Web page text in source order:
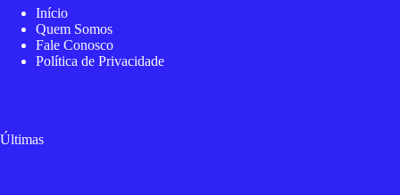
Início
Quem Somos
Fale Conosco
Política de Privacidade
Últimas